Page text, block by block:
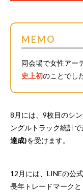
MEMO
同会場で女性アー
史上初のことでし
8月には、9枚目のシ
ングルトラック統計
達成)を受けます。
12月には、LINEの公
長年トレードマークと